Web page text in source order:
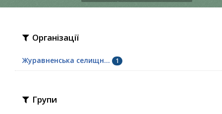
Організації
Журавненська селищн... 1
Групи